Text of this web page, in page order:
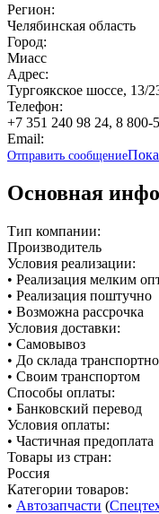
Регион:
Челябинская область
Город:
Миасс
Адрес:
Тургоякское шоссе, 13/
Телефон:
+7 351 240 98 24, 8 800-
Email:
Отправить сообщение
Основная
Тип компании:
Производитель
Условия реализации:
• Реализация мелким
• Реализация поштучно
• Возможна рассрочка
Условия доставки:
• Самовывоз
• До склада
• Своим транспортом
Способы оплаты:
• Банковский перевод
Условия оплаты:
• Частичная предоплата
Товары из стран:
Россия
Категории товаров:
• Автозапчасти (